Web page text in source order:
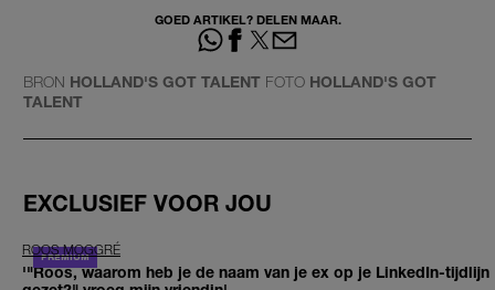
GOED ARTIKEL? DELEN MAAR.
BRON HOLLAND'S GOT TALENT FOTO HOLLAND'S GOT
TALENT
EXCLUSIEF VOOR JOU
ROOS MOGGRÉ
'"Roos, waarom heb je de naam van je ex op je LinkedIn-tijdlijn